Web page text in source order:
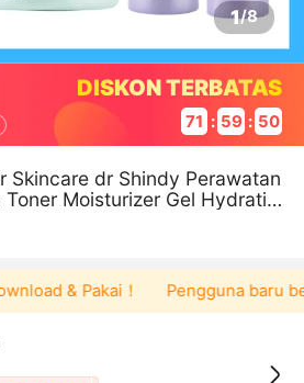
1/8
DISKON TERBATAS
71 : 59 : 49
Skincare dr Shindy Perawatan
Toner Moisturizer Gel Hydratin
& Pakai！ Pengguna baru